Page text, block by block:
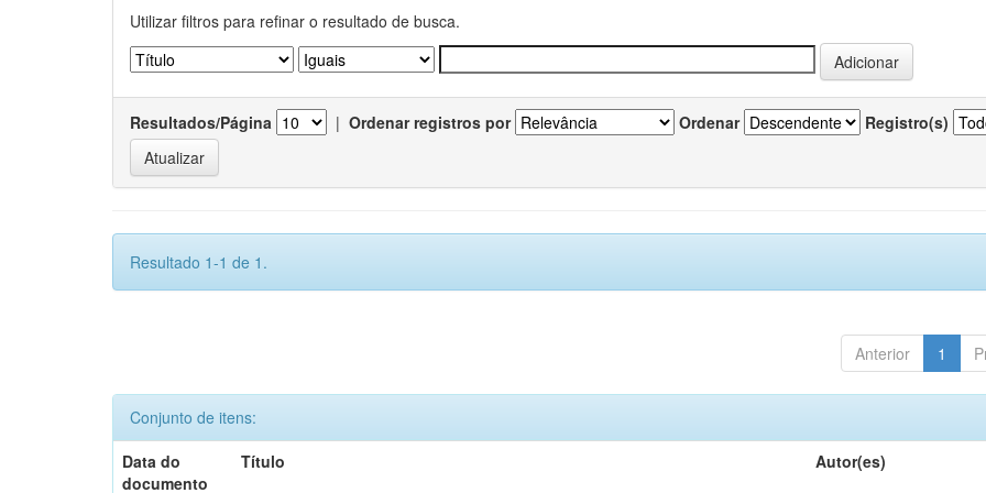
Utilizar filtros para refinar o resultado de busca.
Resultados/Página | Ordenar registros por Ordenar Registro(s)
Resultado 1-1 de 1.
Anterior 1
Conjunto de itens:
Data do
documento
Título Autor(es)